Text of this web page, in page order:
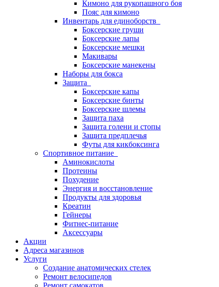
Кимоно для рукопашного боя
Пояс для кимоно
Инвентарь для единоборств
Боксерские груши
Боксерские лапы
Боксерские мешки
Макивары
Боксерские манекены
Наборы для бокса
Защита
Боксерские капы
Боксерские бинты
Боксерские шлемы
Защита паха
Защита голени и стопы
Защита предплечья
Футы для кикбоксинга
Спортивное питание
Аминокислоты
Протеины
Похудение
Энергия и восстановление
Продукты для здоровья
Креатин
Гейнеры
Фитнес-питание
Аксессуары
Акции
Адреса магазинов
Услуги
Создание анатомических стелек
Ремонт велосипедов
Ремонт самокатов